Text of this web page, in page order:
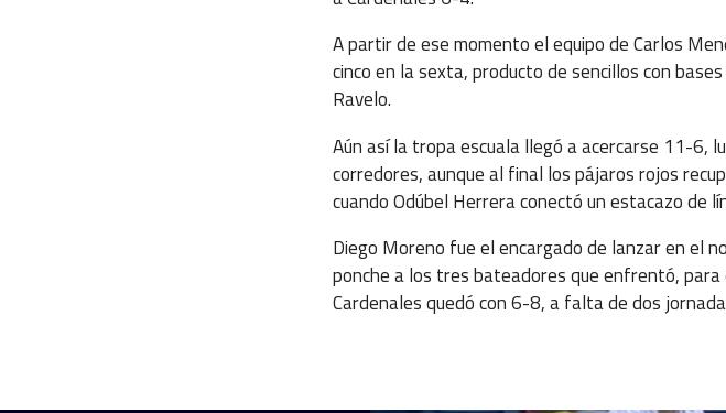
A partir de ese momento el equipo de Carlos
cinco en la sexta, producto de sencillos con
Ravelo.
Aún así la tropa escuala llegó a acercarse 11-6,
corredores, aunque al final los pájaros rojos
cuando Odúbel Herrera conectó un estacazo de
Diego Moreno fue el encargado de lanzar en el
ponche a los tres bateadores que enfrentó,
Cardenales quedó con 6-8, a falta de dos